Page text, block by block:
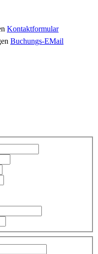
Kontaktformular
Buchungs-EMail